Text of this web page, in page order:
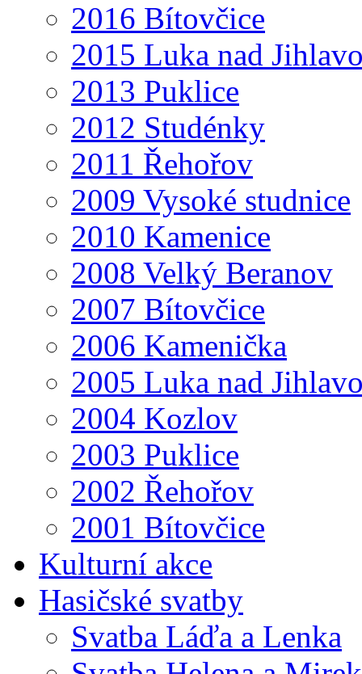
2016 Bítovčice
2015 Luka nad
2013 Puklice
2012 Studénky
2011 Řehořov
2009 Vysoké studnice
2010 Kamenice
2008 Velký Beranov
2007 Bítovčice
2006 Kamenička
2005 Luka nad
2004 Kozlov
2003 Puklice
2002 Řehořov
2001 Bítovčice
Kulturní akce
Hasičské svatby
Svatba Láďa a Lenka